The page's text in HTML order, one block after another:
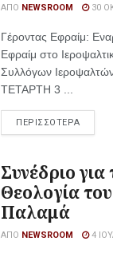
ΑΠΌ NEWSROOM 30
Γέροντας Εφραίμ:
Εφραίμ στο
Συλλόγων
ΤΕΤΑΡΤΗ 3 ...
ΠΕΡΙΣΣΟΤΕΡΑ
Συνέδριο
Θεολογία
Παλαμά
ΑΠΌ NEWSROOM 4